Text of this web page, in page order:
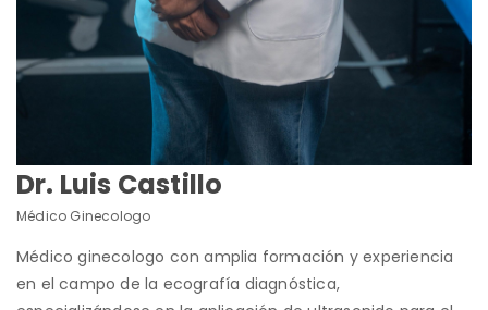
Dr. Luis Castillo
Médico Ginecologo
Médico ginecologo con amplia formación y experiencia
en el campo de la ecografía diagnóstica,